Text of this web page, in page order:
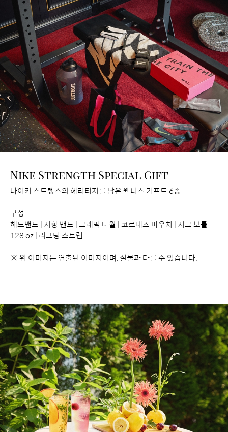
Nike Strength Special Gift
나이키 스트렝스의 헤리티지를 담은 웰니스 기프트 6종
구성
헤드밴드 | 저항 밴드 | 그래픽 타월 | 코르테즈 파우치 | 저그 보틀
128 oz | 리프팅 스트랩
※ 위 이미지는 연출된 이미지이며, 실물과 다를 수 있습니다.